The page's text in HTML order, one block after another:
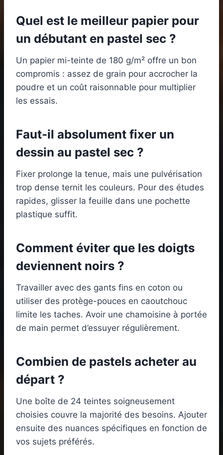
Quel est le meilleur papier pour
un débutant en pastel sec ?
Un papier mi-teinte de 180 g/m² offre un bon
compromis : assez de grain pour accrocher la
poudre et un coût raisonnable pour multiplier
les essais.
Faut-il absolument fixer un
dessin au pastel sec ?
Fixer prolonge la tenue, mais une pulvérisation
trop dense ternit les couleurs. Pour des études
rapides, glisser la feuille dans une pochette
plastique suffit.
Comment éviter que les doigts
deviennent noirs ?
Travailler avec des gants fins en coton ou
utiliser des protège-pouces en caoutchouc
limite les taches. Avoir une chamoisine à portée
de main permet d’essuyer régulièrement.
Combien de pastels acheter au
départ ?
Une boîte de 24 teintes soigneusement
choisies couvre la majorité des besoins. Ajouter
ensuite des nuances spécifiques en fonction de
vos sujets préférés.